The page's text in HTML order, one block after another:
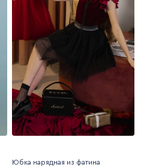
Юбка нарядная из фатина